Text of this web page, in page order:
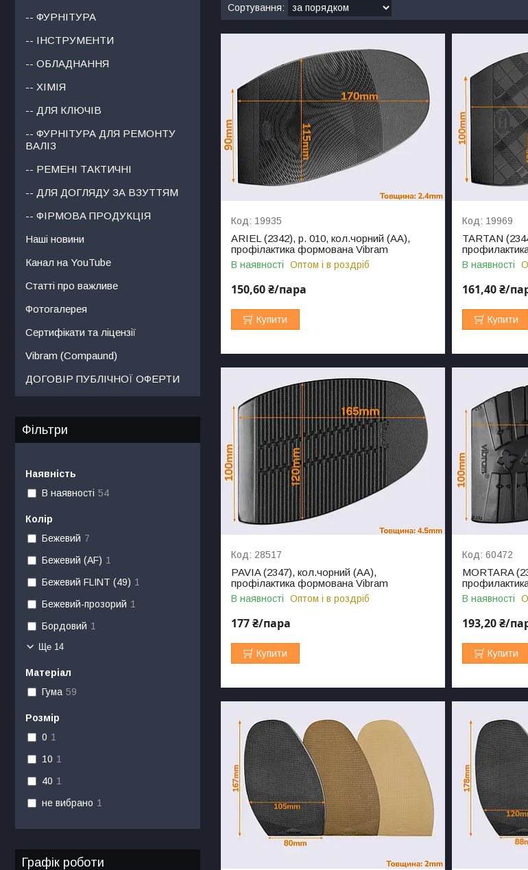
19935
ARIEL (2342), р. 010, кол.чорний (АА),
профілактика формована Vibram
В наявності Оптом і в роздріб
150,60 ₴/пара
Купити
19969
TARTAN
В наявності
161,40 ₴/
Купити
28517
PAVIA (2347), кол.чорний (АА),
профілактика формована Vibram
В наявності Оптом і в роздріб
177 ₴/пара
Купити
60472
MORTARA
В наявності
193,20 ₴/
Купити
-- ФУРНІТУРА
-- ІНСТРУМЕНТИ
-- ОБЛАДНАННЯ
-- ХІМІЯ
-- ДЛЯ КЛЮЧІВ
-- ФУРНІТУРА ДЛЯ РЕМОНТУ
ВАЛІЗ
-- РЕМЕНІ ТАКТИЧНІ
-- ДЛЯ ДОГЛЯДУ ЗА ВЗУТТЯМ
-- ФІРМОВА ПРОДУКЦІЯ
Наші новини
Канал на YouTube
Статті про важливе
Фотогалерея
Сертифікати та ліцензії
Vibram (Compaund)
ДОГОВІР ПУБЛІЧНОЇ ОФЕРТИ
Фільтри
Наявність
В наявності 54
Колір
Бежевий 7
Бежевий (AF) 1
Бежевий FLINT (49) 1
Бежевий-прозорий 1
Бордовий 1
Ще 14
Матеріал
Гума 59
Розмір
0 1
10 1
40 1
не вибрано 1
Графік роботи